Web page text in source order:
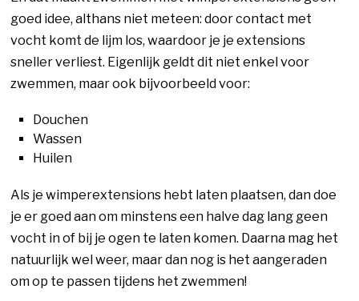
goed idee, althans niet meteen: door contact met
vocht komt de lijm los, waardoor je je extensions
sneller verliest. Eigenlijk geldt dit niet enkel voor
zwemmen, maar ook bijvoorbeeld voor:
Douchen
Wassen
Huilen
Als je wimperextensions hebt laten plaatsen, dan doe
je er goed aan om minstens een halve dag lang geen
vocht in of bij je ogen te laten komen. Daarna mag het
natuurlijk wel weer, maar dan nog is het aangeraden
om op te passen tijdens het zwemmen!